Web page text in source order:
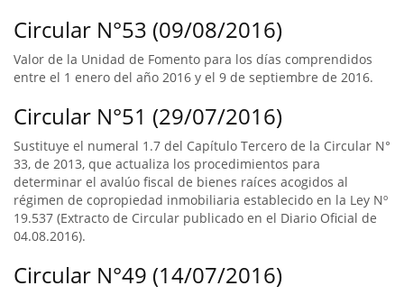
Circular N°53 (09/08/2016)
Valor de la Unidad de Fomento para los días comprendidos
entre el 1 enero del año 2016 y el 9 de septiembre de 2016.
Circular N°51 (29/07/2016)
Sustituye el numeral 1.7 del Capítulo Tercero de la Circular N°
33, de 2013, que actualiza los procedimientos para
determinar el avalúo fiscal de bienes raíces acogidos al
régimen de copropiedad inmobiliaria establecido en la Ley Nº
19.537 (Extracto de Circular publicado en el Diario Oficial de
04.08.2016).
Circular N°49 (14/07/2016)